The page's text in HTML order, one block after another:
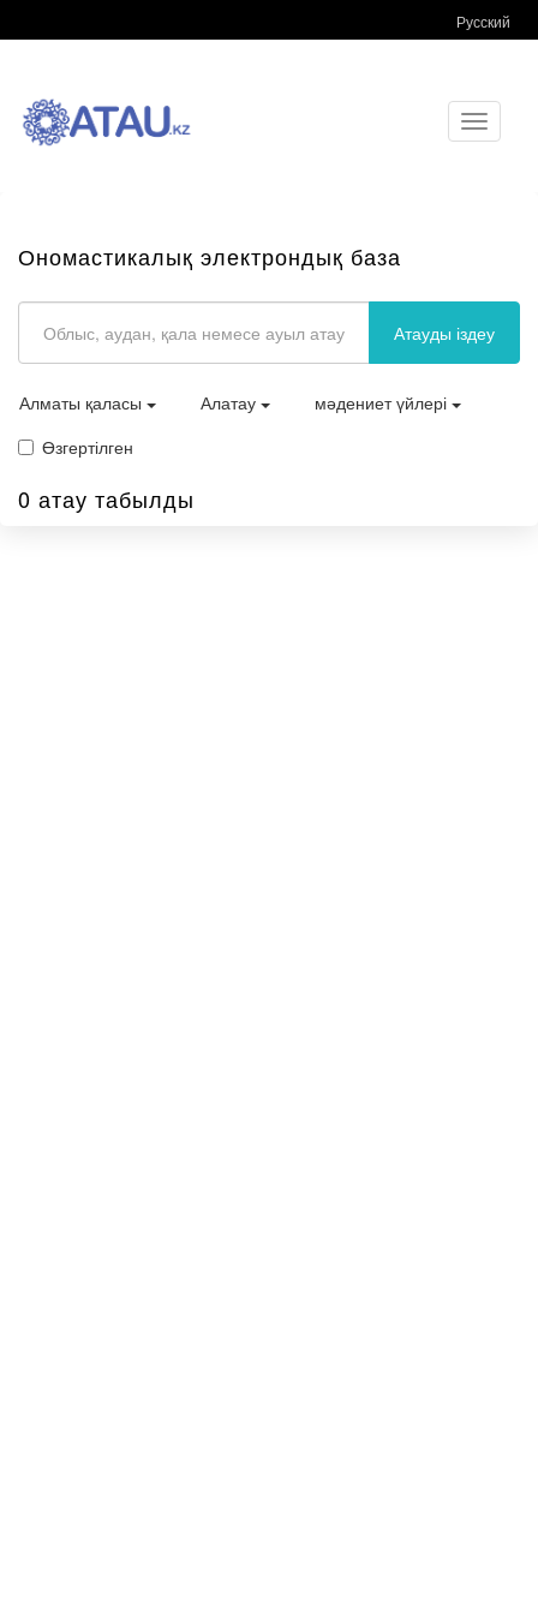
Русский
Toggle
Ономастикалық электрондық база
Атауды іздеу
Алматы қаласы Алатау
мәдениет үйлері
Өзгертілген
0 атау табылды